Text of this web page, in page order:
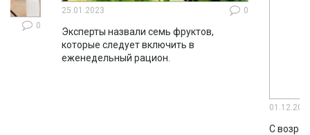
0
25.01.2023 0
Эксперты назвали семь фруктов,
которые следует включить в
еженедельный рацион.
С